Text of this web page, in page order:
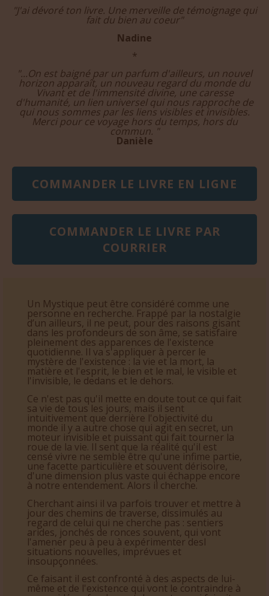
*
"J'ai dévoré ton livre. Une merveille de témoignage qui
fait du bien au coeur"
*
"...On est baigné par un parfum d'ailleurs, un nouvel
horizon apparaît, un nouveau regard du monde du
Vivant et de l'immensité divine, une caresse
d'humanité, un lien universel qui nous rapproche de
qui nous sommes par les liens visibles et invisibles.
Merci pour ce voyage hors du temps, hors du
Danièle
COMMANDER LE LIVRE PAR
Un Mystique peut être considéré comme une
personne en recherche. Frappé par la nostalgie
d’un ailleurs, il ne peut, pour des raisons gisant
dans les profondeurs de son âme, se satisfaire
pleinement des apparences de l'existence
quotidienne. Il va s'appliquer à percer le
mystère de l'existence : la vie et la mort, la
matière et l'esprit, le bien et le mal, le visible et
l'invisible, le dedans et le dehors.
Ce n'est pas qu'il mette en doute tout ce qui fait
sa vie de tous les jours, mais il sent
intuitivement que derrière l'objectivité du
monde il y a autre chose qui agit en secret, un
moteur invisible et puissant qui fait tourner la
roue de la vie. Il sent que la réalité qu'il est
censé vivre ne semble être qu'une infime partie,
une facette particulière et souvent dérisoire,
d'une dimension plus vaste qui échappe encore
à notre entendement. Alors il cherche.
Cherchant ainsi il va parfois trouver et mettre à
jour des chemins de traverse, dissimulés au
regard de celui qui ne cherche pas : sentiers
arides, jonchés de ronces souvent, qui vont
l'amener peu à peu à expérimenter desl
situations nouvelles, imprévues et
insoupçonnées.